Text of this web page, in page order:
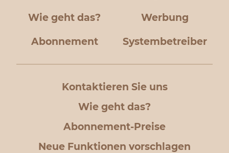
Wie geht das? Werbung
Abonnement Systembetreiber
Kontaktieren Sie uns
Wie geht das?
Abonnement-Preise
Neue Funktionen vorschlagen